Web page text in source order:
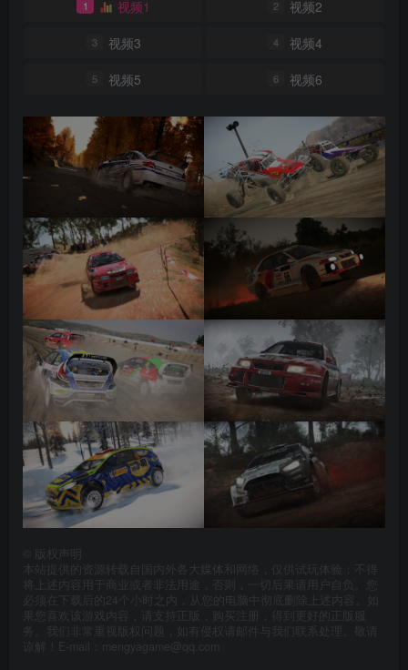
1 视频1 2 视频2
3 视频3 4 视频4
5 视频5 6 视频6
版权声明
本站提供的资源转载自国内外各大媒体和网络，仅供试玩体验；不得
将上述内容用于商业或者非法用途，否则，一切后果请用户自负。您
必须在下载后的24个小时之内，从您的电脑中彻底删除上述内容。如
果您喜欢该游戏内容，请支持正版，购买注册，得到更好的正版服
务。我们非常重视版权问题，如有侵权请邮件与我们联系处理。敬请
谅解！E-mail：mengyagame@qq.com